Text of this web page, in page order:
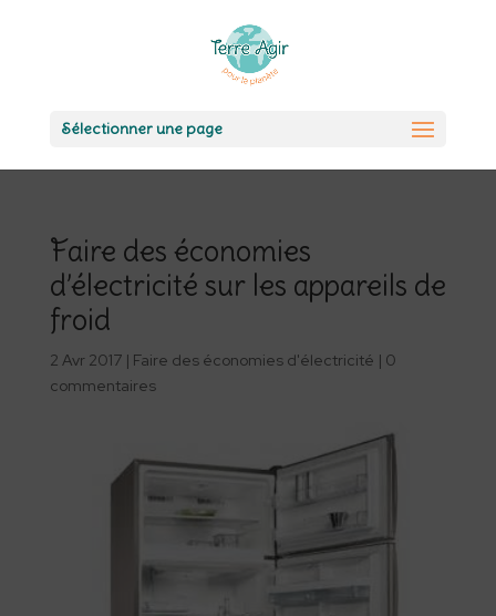
Sélectionner une page
Faire des économies
d’électricité sur les appareils de
froid
2 Avr 2017| Faire des économies d'électricité | 0
commentaires